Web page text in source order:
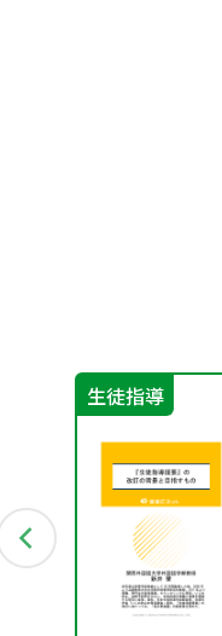
生徒指導